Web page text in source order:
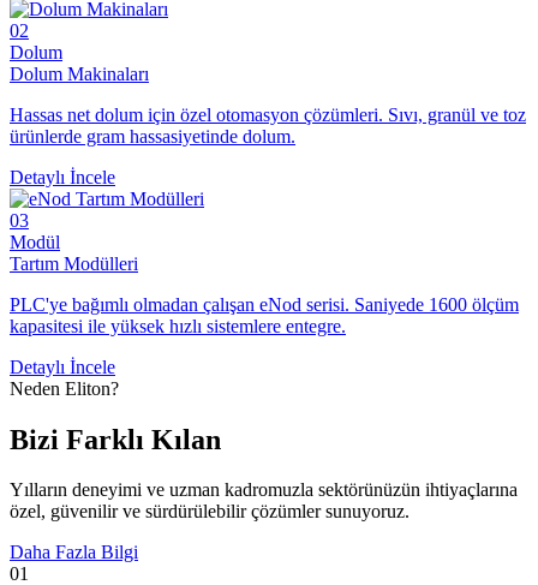
02
Dolum
Dolum Makinaları
Hassas net dolum için özel otomasyon çözümleri. Sıvı, granül ve toz
ürünlerde gram hassasiyetinde dolum.
Detaylı İncele
03
Modül
Tartım Modülleri
PLC'ye bağımlı olmadan çalışan eNod serisi. Saniyede 1600 ölçüm
kapasitesi ile yüksek hızlı sistemlere entegre.
Detaylı İncele
Neden Eliton?
Bizi Farklı Kılan
Yılların deneyimi ve uzman kadromuzla sektörünüzün ihtiyaçlarına
özel, güvenilir ve sürdürülebilir çözümler sunuyoruz.
Daha Fazla Bilgi
01